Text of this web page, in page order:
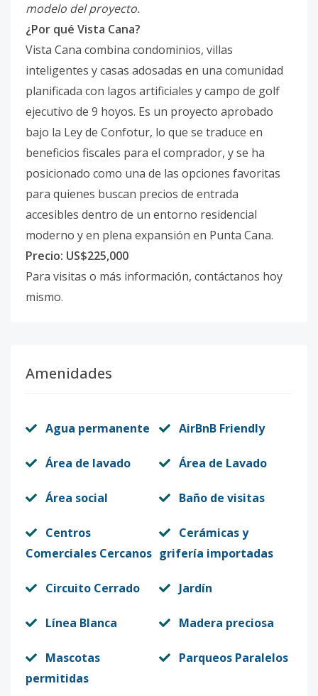
modelo del proyecto.
¿Por qué Vista Cana?
Vista Cana combina condominios, villas
inteligentes y casas adosadas en una comunidad
planificada con lagos artificiales y campo de golf
ejecutivo de 9 hoyos. Es un proyecto aprobado
bajo la Ley de Confotur, lo que se traduce en
beneficios fiscales para el comprador, y se ha
posicionado como una de las opciones favoritas
para quienes buscan precios de entrada
accesibles dentro de un entorno residencial
moderno y en plena expansión en Punta Cana.
Precio: US$225,000
Para visitas o más información, contáctanos hoy
mismo.
Amenidades
Agua permanente AirBnB Friendly
Área de lavado Área de Lavado
Área social Baño de visitas
Centros
Comerciales Cercanos
Cerámicas y
grifería importadas
Circuito Cerrado Jardín
Línea Blanca Madera preciosa
Mascotas
permitidas
Parqueos Paralelos